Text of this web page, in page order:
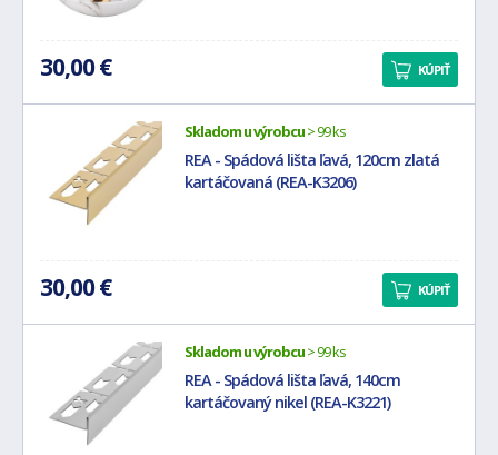
30,00 € KÚPIŤ
Skladom u výrobcu> 99 ks
REA - Spádová lišta ľavá, 120cm zlatá
kartáčovaná (REA-K3206)
30,00 € KÚPIŤ
Skladom u výrobcu> 99 ks
REA - Spádová lišta ľavá, 140cm
kartáčovaný nikel (REA-K3221)